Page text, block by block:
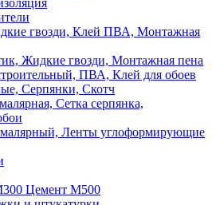
гвозди, Клей ПВА, Монтажная
Жидкие гвозди, Монтажная пена
ПВА, Клей для обоев
Серпянки, Скотч
Сетка серпянка,
Ленты углоформирующие
Цемент М500